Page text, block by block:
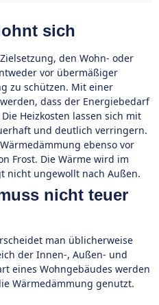
sich
den Wohn- oder
vor übermäßiger
zu schützen. Mit einer
dass der Energiebedarf
Heizkosten lassen sich mit
und deutlich verringern.
ebenso vor
Frost. Die Wärme wird im
nicht ungewollt nach Außen.
nicht teuer
man üblicherweise
der Innen-, Außen- und
eines Wohngebäudes werden
Wärmedämmung genutzt.